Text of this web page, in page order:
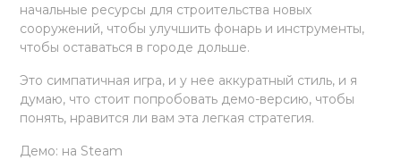
начальные ресурсы для строительства новых
сооружений, чтобы улучшить фонарь и инструменты,
чтобы оставаться в городе дольше.
Это симпатичная игра, и у нее аккуратный стиль, и я
думаю, что стоит попробовать демо-версию, чтобы
понять, нравится ли вам эта легкая стратегия.
Демо: на Steam